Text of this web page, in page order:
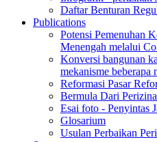
Daftar Benturan
Publications
Potensi Pemenuhan
Menengah melalui
Konversi bangunan
mekanisme beberapa
Reformasi Pasar
Bermula Dari
Esai foto - Penyintas
Glosarium
Usulan Perbaikan